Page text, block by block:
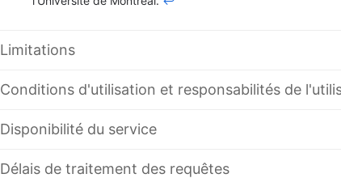
Limitations
Conditions d'utilisation et responsabilités de
Disponibilité du service
Délais de traitement des requêtes